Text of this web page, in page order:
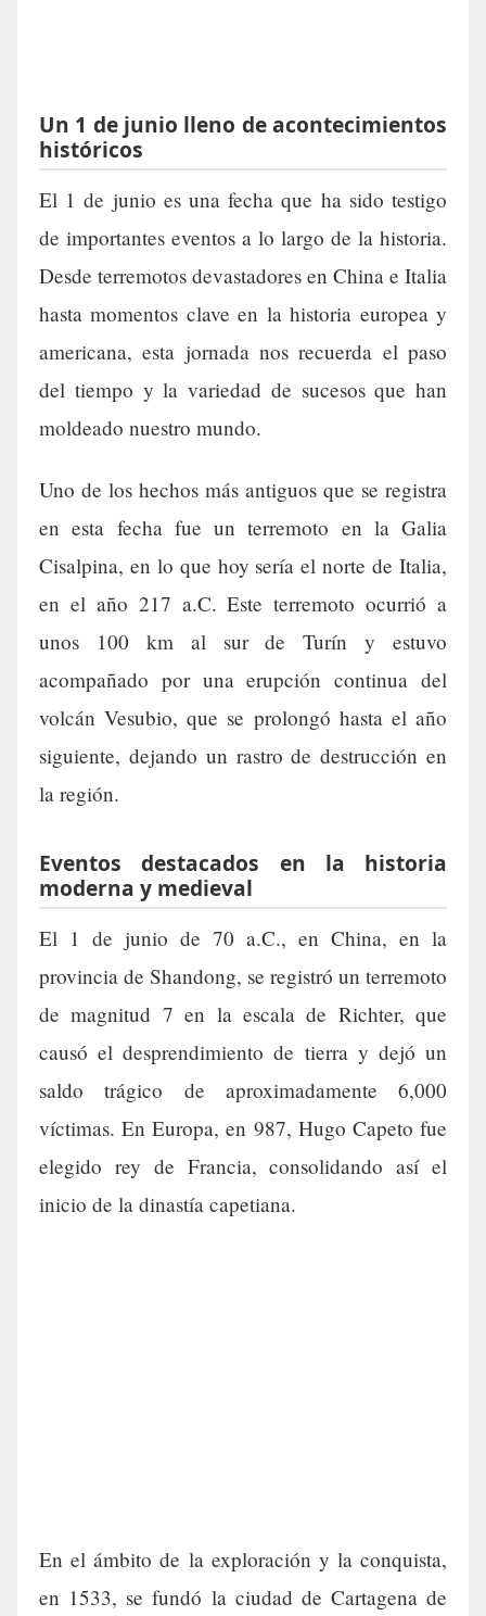
Un 1 de junio lleno de acontecimientos
históricos
El 1 de junio es una fecha que ha sido testigo
de importantes eventos a lo largo de la historia.
Desde terremotos devastadores en China e Italia
hasta momentos clave en la historia europea y
americana, esta jornada nos recuerda el paso
del tiempo y la variedad de sucesos que han
moldeado nuestro mundo.
Uno de los hechos más antiguos que se registra
en esta fecha fue un terremoto en la Galia
Cisalpina, en lo que hoy sería el norte de Italia,
en el año 217 a.C. Este terremoto ocurrió a
unos 100 km al sur de Turín y estuvo
acompañado por una erupción continua del
volcán Vesubio, que se prolongó hasta el año
siguiente, dejando un rastro de destrucción en
la región.
Eventos destacados en la historia
moderna y medieval
El 1 de junio de 70 a.C., en China, en la
provincia de Shandong, se registró un terremoto
de magnitud 7 en la escala de Richter, que
causó el desprendimiento de tierra y dejó un
saldo trágico de aproximadamente 6,000
víctimas. En Europa, en 987, Hugo Capeto fue
elegido rey de Francia, consolidando así el
inicio de la dinastía capetiana.
En el ámbito de la exploración y la conquista,
en 1533, se fundó la ciudad de Cartagena de